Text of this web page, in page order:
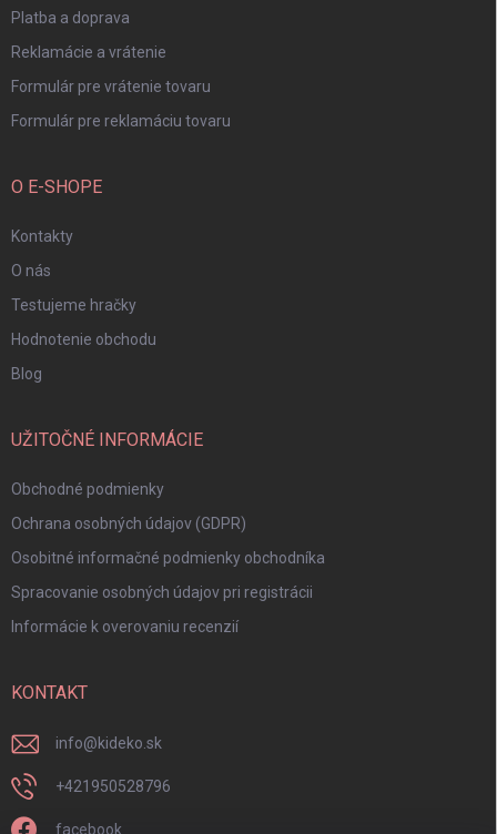
Platba a doprava
Reklamácie a vrátenie
Formulár pre vrátenie tovaru
Formulár pre reklamáciu tovaru
O E-SHOPE
Kontakty
O nás
Testujeme hračky
Hodnotenie obchodu
Blog
UŽITOČNÉ INFORMÁCIE
Obchodné podmienky
Ochrana osobných údajov (GDPR)
Osobitné informačné podmienky obchodníka
Spracovanie osobných údajov pri registrácii
Informácie k overovaniu recenzií
KONTAKT
info@kideko.sk
+421950528796
facebook